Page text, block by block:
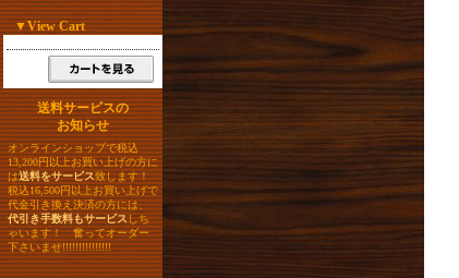
▼View Cart
送料サービスの
お知らせ
オンラインショップで税込
13,200円以上お買い上げの方に
は送料をサービス致します！
税込16,500円以上お買い上げで
代金引き換え決済の方には、
代引き手数料もサービスしち
ゃいます！ 奮ってオーダー
下さいませ!!!!!!!!!!!!!!!